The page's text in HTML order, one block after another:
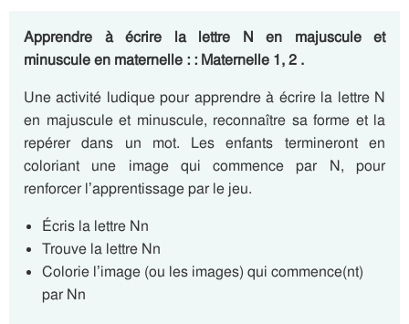
Apprendre à écrire la lettre N en majuscule et
minuscule en maternelle : : Maternelle 1, 2 .
Une activité ludique pour apprendre à écrire la lettre N
en majuscule et minuscule, reconnaître sa forme et la
repérer dans un mot. Les enfants termineront en
coloriant une image qui commence par N, pour
renforcer l’apprentissage par le jeu.
Écris la lettre Nn
Trouve la lettre Nn
Colorie l’image (ou les images) qui commence(nt)
par Nn